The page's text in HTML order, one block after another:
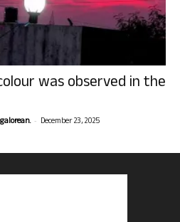
was observed in the
- December 23, 2025